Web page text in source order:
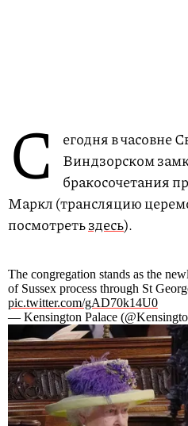
С
егодня в часовне
Виндзорском
бракосочетания
Маркл (трансляцию
посмотретьздесь).
The congregation stands as the
of Sussex process through St
pic.twitter.com/gAD70k14U0
— Kensington Palace